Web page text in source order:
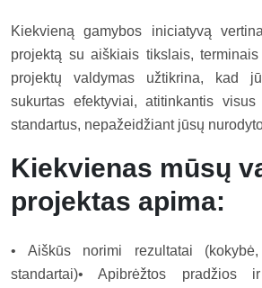
Kiekvieną gamybos iniciatyvą
projektą su aiškiais tikslais,
projektų valdymas užtikrina, kad
sukurtas efektyviai, atitinkantis
standartus, nepažeidžiant jūsų
Kiekvienas mūsų
projektas apima:
• Aiškūs norimi rezultatai
standartai)• Apibrėžtos pradžios